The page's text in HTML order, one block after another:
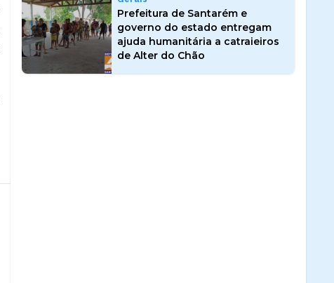
Prefeitura de Santarém e
governo do estado entregam
ajuda humanitária a catraieiros
de Alter do Chão